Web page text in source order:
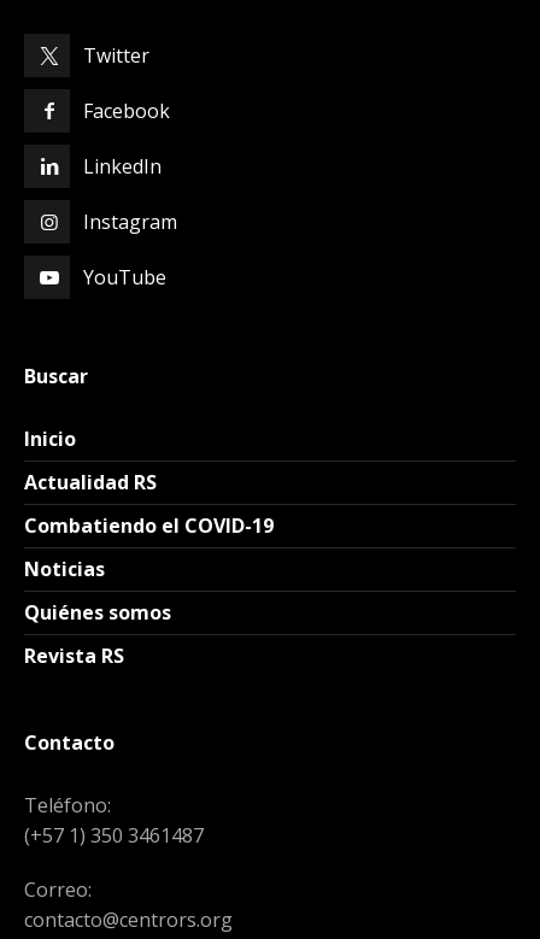
Twitter
Facebook
LinkedIn
Instagram
YouTube
Buscar
Inicio
Actualidad RS
Combatiendo el COVID-19
Noticias
Quiénes somos
Revista RS
Contacto
Teléfono:
(+57 1) 350 3461487
Correo:
contacto@centrors.org